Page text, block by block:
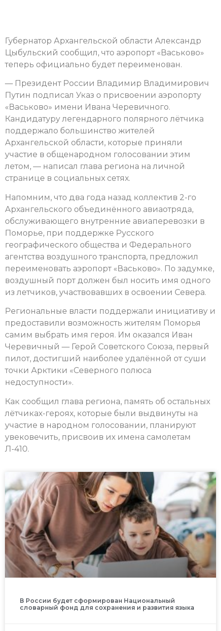
Губернатор Архангельской области Александр
Цыбульский сообщил, что аэропорт «Васьково»
теперь официально будет переименован.
— Президент России Владимир Владимирович
Путин подписал Указ о присвоении аэропорту
«Васьково» имени Ивана Черевичного.
Кандидатуру легендарного полярного лётчика
поддержало большинство жителей
Архангельской области, которые приняли
участие в общенародном голосовании этим
летом, — написал глава региона на личной
странице в социальных сетях.
Напомним, что два года назад коллектив 2-го
Архангельского объединённого авиаотряда,
обслуживающего внутренние авиаперевозки в
Поморье, при поддержке Русского
географического общества и Федерального
агентства воздушного транспорта, предложил
переименовать аэропорт «Васьково». По задумке,
воздушный порт должен был носить имя одного
из летчиков, участвовавших в освоении Севера.
Региональные власти поддержали инициативу и
предоставили возможность жителям Поморья
самим выбрать имя героя. Им оказался Иван
Черевичный — Герой Советского Союза, первый
пилот, достигший наиболее удалённой от суши
точки Арктики «Северного полюса
недоступности».
Как сообщил глава региона, память об остальных
лётчиках-героях, которые были выдвинуты на
участие в народном голосовании, планируют
увековечить, присвоив их имена самолетам
Л-410.
В России будет сформирован Национальный
словарный фонд для сохранения и развития языка